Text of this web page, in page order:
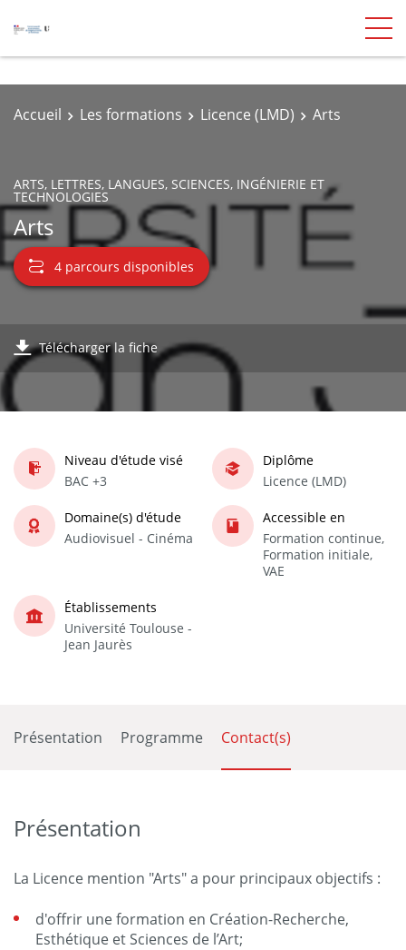
Accueil Les formations Licence (LMD) Arts
ARTS, LETTRES, LANGUES, SCIENCES, INGÉNIERIE ET
TECHNOLOGIES
Arts
4 parcours disponibles
Télécharger la fiche
Niveau d'étude visé
BAC +3
Diplôme
Licence (LMD)
Domaine(s) d'étude
Audiovisuel - Cinéma
Accessible en
Formation continue,
Formation initiale,
VAE
Établissements
Université Toulouse -
Jean Jaurès
Présentation Programme Contact(s)
Présentation
La Licence mention "Arts" a pour principaux objectifs :
d'offrir une formation en Création-Recherche,
Esthétique et Sciences de l’Art;